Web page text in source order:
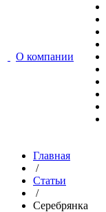
О компании
Главная
/
Статьи
/
Серебрянка